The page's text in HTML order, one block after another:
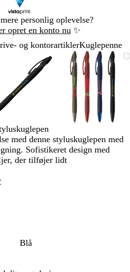
personlig oplevelse?
opret en konto nu ✨
og kontorartiklerKuglepenne
Zoombart
billede
Zoomet
minimum
at
udvide
tasterne
plus
og
zoome
og
piletasterne
til
Zoombart
billede
Zoomet
til
minimum
Klik
for
at
udvide
Brug
tasterne
plus
og
minus
at
og
med denne styluskuglepen med
Sofistikeret design med
der tilføjer lidt
Blå